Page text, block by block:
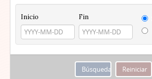
Inicio Fin